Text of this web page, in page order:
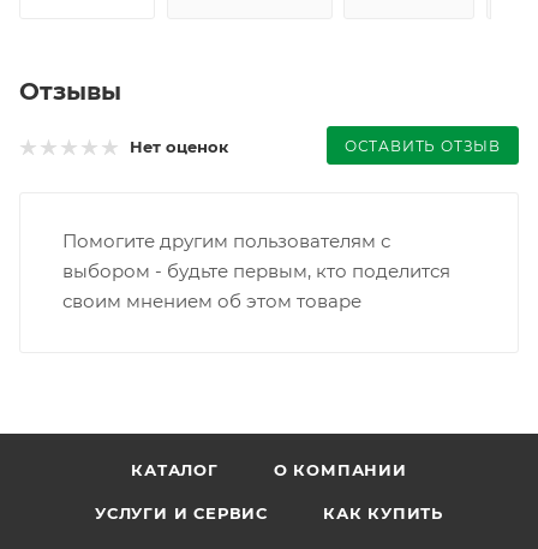
Отзывы
Нет оценок ОСТАВИТЬ ОТЗЫВ
Помогите другим пользователям с
выбором - будьте первым, кто поделится
своим мнением об этом товаре
КАТАЛОГ О КОМПАНИИ
УСЛУГИ И СЕРВИС КАК КУПИТЬ